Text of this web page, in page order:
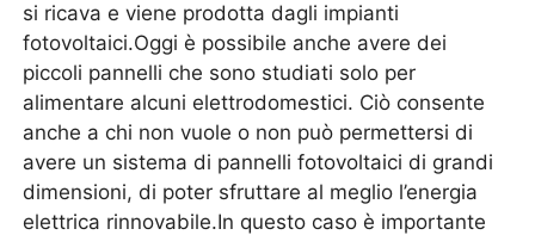
si ricava e viene prodotta dagli impianti
fotovoltaici.Oggi è possibile anche avere dei
piccoli pannelli che sono studiati solo per
alimentare alcuni elettrodomestici. Ciò consente
anche a chi non vuole o non può permettersi di
avere un sistema di pannelli fotovoltaici di grandi
dimensioni, di poter sfruttare al meglio l’energia
elettrica rinnovabile.In questo caso è importante